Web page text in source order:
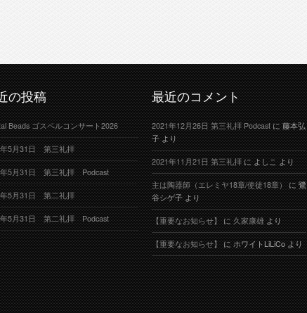
の投稿
Beads ゴスペルコンサート2026
年5月31日 第三礼拝
5月31日 第三礼拝 Podcast
年5月31日 第二礼拝
5月31日 第二礼拝 Podcast
最近のコメント
2021年12月26日 第三礼拝 Podcastに藤本弘
子より
2021年11月21日 第三礼拝によしこより
主は陶器師（エレミヤ18章/使徒18章）に鷺
谷シゲ子より
【重要なお知らせ】に久家康雄より
【重要なお知らせ】にホワイトLiLiCoより